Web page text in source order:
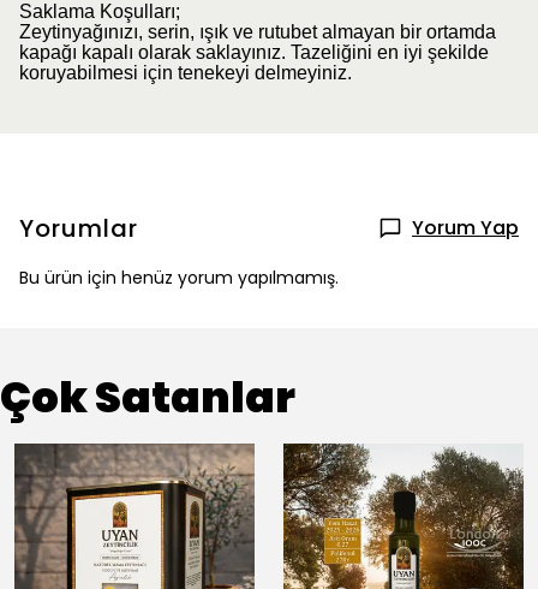
Saklama Koşulları;
Zeytinyağınızı, serin, ışık ve rutubet almayan bir ortamda
kapağı kapalı olarak saklayınız. Tazeliğini en iyi şekilde
koruyabilmesi için tenekeyi delmeyiniz.
Yorumlar Yorum Yap
Bu ürün için henüz yorum yapılmamış.
Çok Satanlar